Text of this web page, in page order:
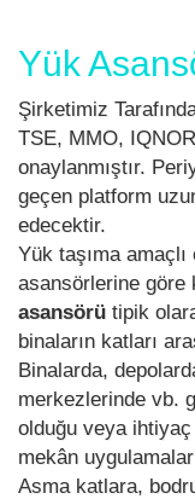
Yük
Şirketimiz
TSE, MMO,
onaylanmıştır.
geçen platform
edecektir.
Yük taşıma
asansörlerine göre
asansörü tipik
binaların katları
Binalarda,
merkezlerinde vb.
olduğu veya
mekân
Asma katlara,